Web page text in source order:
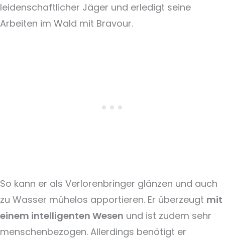
leidenschaftlicher Jäger und erledigt seine
Arbeiten im Wald mit Bravour.
So kann er als Verlorenbringer glänzen und auch
zu Wasser mühelos apportieren. Er überzeugt mit
einem intelligenten Wesen und ist zudem sehr
menschenbezogen. Allerdings benötigt er